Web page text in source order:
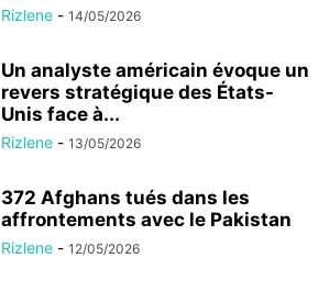
Rizlene - 14/05/2026
Un analyste américain évoque un
revers stratégique des États-
Unis face à...
Rizlene - 13/05/2026
372 Afghans tués dans les
affrontements avec le Pakistan
Rizlene - 12/05/2026